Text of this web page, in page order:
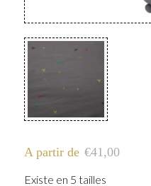
A partir de €41,00
Existe en 5 tailles